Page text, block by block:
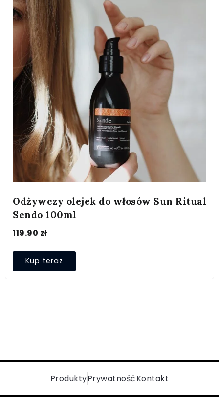
Odżywczy olejek do włosów Sun Ritual
Sendo 100ml
119.90 zł
Kup teraz
ProduktyPrywatnośćKontakt